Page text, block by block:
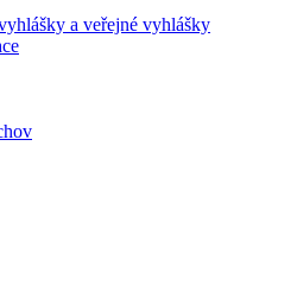
a veřejné vyhlášky